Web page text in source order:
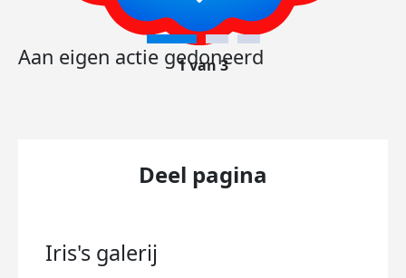
Aan eigen actie gedoneerd
1 van 3
Deel pagina
Iris's galerij